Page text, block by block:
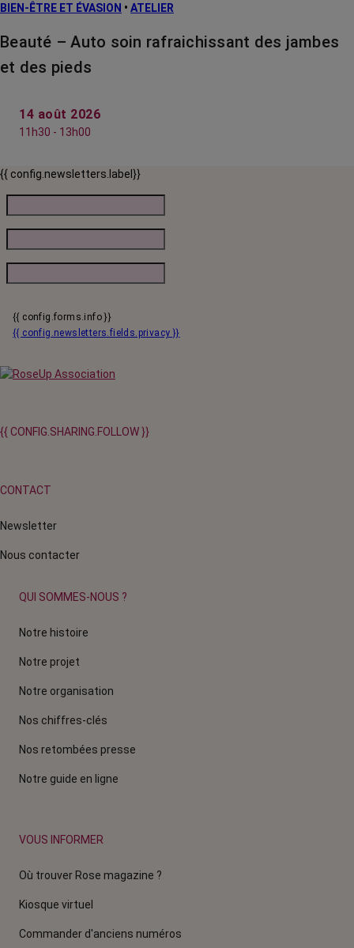
BIEN-ÊTRE ET ÉVASION • ATELIER
Beauté – Auto soin rafraichissant des jambes
et des pieds
14 août 2026
11h30 - 13h00
{{ config.newsletters.label}}
{{ config.forms.info }}
{{ config.newsletters.fields.privacy }}
{{ CONFIG.SHARING.FOLLOW }}
CONTACT
Newsletter
Nous contacter
QUI SOMMES-NOUS ?
Notre histoire
Notre projet
Notre organisation
Nos chiffres-clés
Nos retombées presse
Notre guide en ligne
VOUS INFORMER
Où trouver Rose magazine ?
Kiosque virtuel
Commander d'anciens numéros